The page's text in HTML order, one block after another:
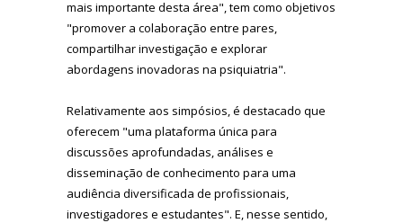
mais importante desta área", tem como objetivos
"promover a colaboração entre pares,
compartilhar investigação e explorar
abordagens inovadoras na psiquiatria".
Relativamente aos simpósios, é destacado que
oferecem "uma plataforma única para
discussões aprofundadas, análises e
disseminação de conhecimento para uma
audiência diversificada de profissionais,
investigadores e estudantes". E, nesse sentido,